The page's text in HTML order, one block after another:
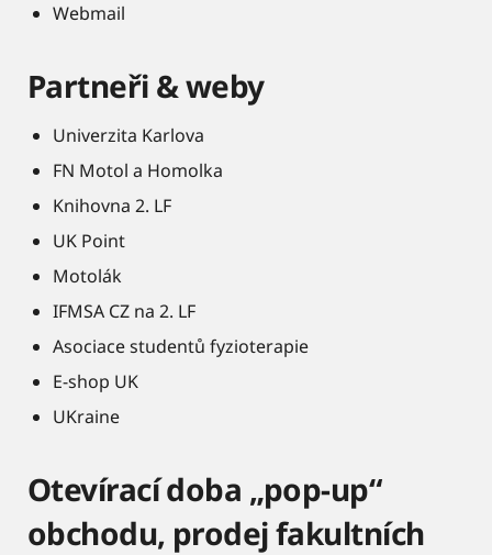
Webmail
Partneři & weby
Univerzita Karlova
FN Motol a Homolka
Knihovna 2. LF
UK Point
Motolák
IFMSA CZ na 2. LF
Asociace studentů fyzioterapie
E-shop UK
UKraine
Otevírací doba „pop-up“
obchodu, prodej fakultních